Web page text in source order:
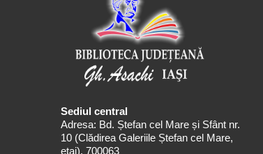
Sediul central
Adresa: Bd. Ștefan cel Mare și Sfânt nr.
10 (Clădirea Galeriile Ștefan cel Mare,
etaj), 700063